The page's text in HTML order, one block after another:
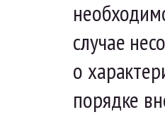
случае
о
порядке